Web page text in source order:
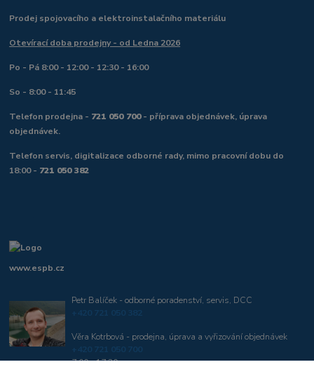
Prodej spojovacího a elektroinstalačního materiálu
Otevírací doba prodejny - od Ledna 2026
Po - Pá 8:00 - 12:00 - 12:30 - 16:00
So - 8:00 - 11:45
Telefon prodejna - 721 050 700- příprava objednávek, úprava
objednávek.
Telefon servis, digitalizace odborné rady, mimo pracovní dobu do
18:00 - 721 050 382
www.espb.cz
Petr Balíček - odborné poradenství, servis, DCC
+420 721 050 382
Věra Kotrbová - prodejna, úprava a vyřizování objednávek
+420 721 050 700
7:00 - 17:30